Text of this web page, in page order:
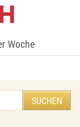
Woche